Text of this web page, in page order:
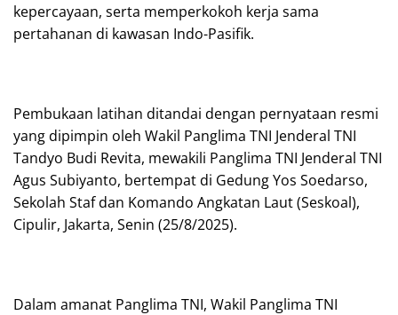
kepercayaan, serta memperkokoh kerja sama
pertahanan di kawasan Indo-Pasifik.
Pembukaan latihan ditandai dengan pernyataan resmi
yang dipimpin oleh Wakil Panglima TNI Jenderal TNI
Tandyo Budi Revita, mewakili Panglima TNI Jenderal TNI
Agus Subiyanto, bertempat di Gedung Yos Soedarso,
Sekolah Staf dan Komando Angkatan Laut (Seskoal),
Cipulir, Jakarta, Senin (25/8/2025).
Dalam amanat Panglima TNI, Wakil Panglima TNI